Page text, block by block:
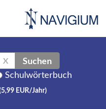
X Suchen
Schulwörterbuch
EUR/Jahr)